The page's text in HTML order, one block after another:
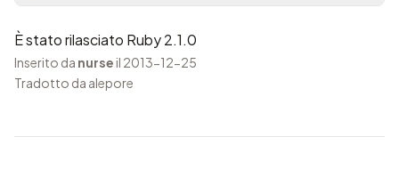
È stato rilasciato Ruby 2.1.0
Inserito da nurse il 2013-12-25
Tradotto da alepore